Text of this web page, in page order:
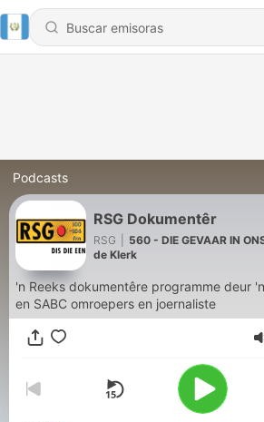
Podcasts
RSG Dokumentêr
RSG
560 - DIE GEVAAR IN
de Klerk
'n Reeks dokumentêre programme deur
en SABC omroepers en joernaliste